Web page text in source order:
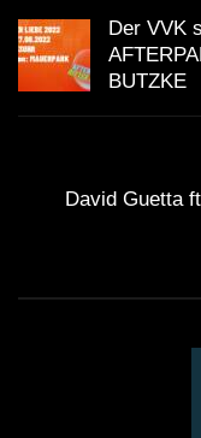
Der VVK
BUTZKE
David Guetta